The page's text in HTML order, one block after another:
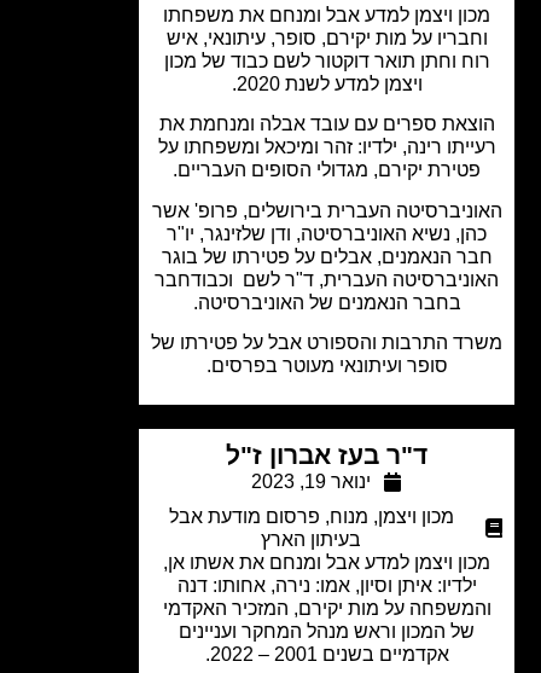
ויצמן למדע אבל ומנחם את משפחתו
על מות יקירם, סופר, עיתונאי, איש
וחתן תואר דוקטור לשם כבוד של מכון
ויצמן למדע לשנת 2020.
ספרים עם עובד אבלה ומנחמת את
רינה, ילדיו: זהר ומיכאל ומשפחתו על
יקירם, מגדולי הסופים העבריים.
העברית בירושלים, פרופ' אשר
נשיא האוניברסיטה, ודן שלזינגר, יו"ר
הנאמנים, אבלים על פטירתו של בוגר
העברית, ד"ר לשם וכבודחבר
בחבר הנאמנים של האוניברסיטה.
התרבות והספורט אבל על פטירתו של
סופר ועיתונאי מעוטר בפרסים.
ד"ר בעז אברון ז"ל
ינואר 19, 2023
מכון ויצמן,מנוח,פרסום מודעת אבל
בעיתון הארץ
ויצמן למדע אבל ומנחם את אשתו אן,
ילדיו: איתן וסיון, אמו: נירה, אחותו: דנה
על מות יקירם, המזכיר האקדמי
של המכון וראש מנהל המחקר ועניינים
אקדמיים בשנים 2001 – 2022.